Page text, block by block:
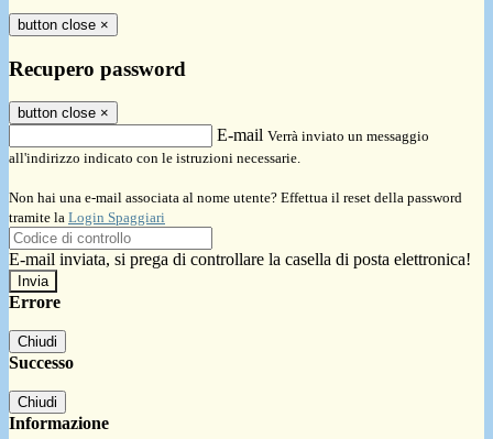
button close ×
Recupero password
button close ×
E-mail Verrà inviato un messaggio
all'indirizzo indicato con le istruzioni necessarie.
Non hai una e-mail associata al nome utente? Effettua il reset della password
tramite la Login Spaggiari
E-mail inviata, si prega di controllare la casella di posta elettronica!
Errore
Chiudi
Successo
Chiudi
Informazione